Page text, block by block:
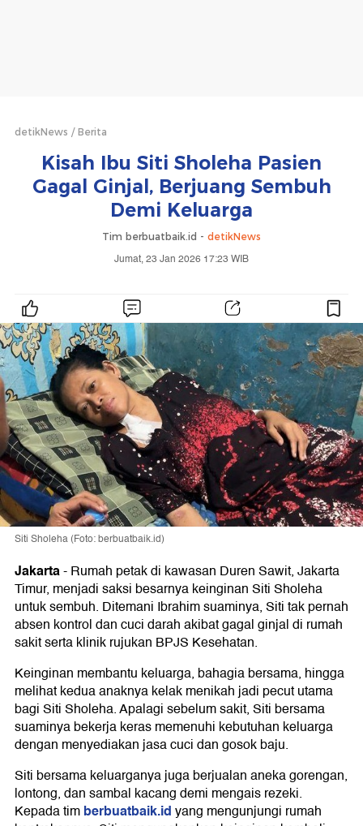
detikNews Berita
Kisah Ibu Siti Sholeha Pasien
Gagal Ginjal, Berjuang Sembuh
Demi Keluarga
Tim berbuatbaik.id - detikNews
Jumat, 23 Jan 2026 17:23 WIB
Siti Sholeha (Foto: berbuatbaik.id)
Jakarta-Rumah petak di kawasan Duren Sawit, Jakarta
Timur, menjadi saksi besarnya keinginan Siti Sholeha
untuk sembuh. Ditemani Ibrahim suaminya, Siti tak pernah
absen kontrol dan cuci darah akibat gagal ginjal di rumah
sakit serta klinik rujukan BPJS Kesehatan.
Keinginan membantu keluarga, bahagia bersama, hingga
melihat kedua anaknya kelak menikah jadi pecut utama
bagi Siti Sholeha. Apalagi sebelum sakit, Siti bersama
suaminya bekerja keras memenuhi kebutuhan keluarga
dengan menyediakan jasa cuci dan gosok baju.
Siti bersama keluarganya juga berjualan aneka gorengan,
lontong, dan sambal kacang demi mengais rezeki.
Kepada timberbuatbaik.idyang mengunjungi rumah